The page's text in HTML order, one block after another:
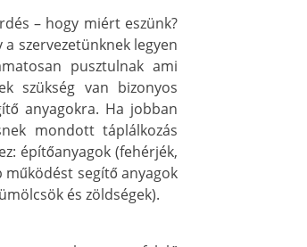
– hogy miért eszünk?
szervezetünknek legyen
pusztulnak ami
szükség van bizonyos
anyagokra. Ha jobban
mondott táplálkozás
építőanyagok (fehérjék,
működést segítő anyagok
és zöldségek).